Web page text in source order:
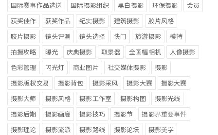
国际赛事作品选送
国际摄影组织 黑白摄影 环保摄影
会员
获奖佳作
获奖作品 纪实摄影 建筑摄影
胶片风格
胶片摄影
镜头评测 镜头选择 快门 旅游摄影
模特
拍摄攻略
曝光 庆典摄影 取景器 全画幅相机
人像摄影
色彩管理
闪光灯 商业图片 社交媒体摄影
摄影
摄影版权交易
摄影背包 摄影采风 摄影大赛
摄影大赛
摄影大师
摄影风格 摄影工作室 摄影构图
摄影光线
摄影后期
摄影画廊 摄影技巧 摄影节
摄影界重要事件
摄影理论
摄影流派 摄影路线 摄影论坛
摄影美学